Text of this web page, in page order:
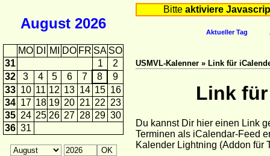
August 2026
MO DI MI DO FR SA SO
31
1
2
32
3 4 5 6 7 8
9
33 10 11 12 13 14 15 16
34 17 18 19 20 21 22 23
35 24 25 26 27 28 29 30
36 31
Bitte aktiviere
Aktueller Tag
USMVL-Kalenner » Link für
Link
Du kannst Dir hier einen Link
Terminen als iCalendar-Feed
Kalender Lightning (Addon für